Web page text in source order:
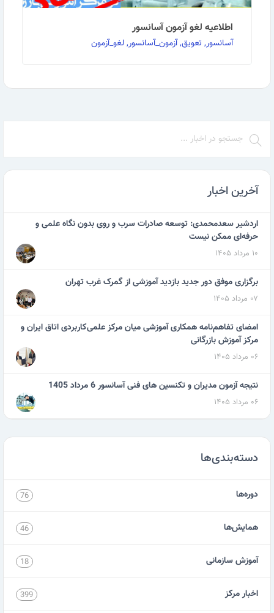
اطلاعیه لغو آزمون آسانسور
آسانسور, تعویق, آزمون_آسانسور, لغو_آزمون
آخرین اخبار
اردشیر سعدمحمدی: توسعه صادرات سرب و روی بدون نگاه علمی و
حرفه‌ای ممکن نیست
۱۰ مرداد ۱۴۰۵
برگزاری موفق دور جدید بازدید آموزشی از گمرک غرب تهران
۰۷ مرداد ۱۴۰۵
امضای تفاهم‌نامه همکاری آموزشی میان مرکز علمی‌کاربردی اتاق ایران و
مرکز آموزش بازرگانی
۰۶ مرداد ۱۴۰۵
نتیجه آزمون مدیران و تکنسین های فنی آسانسور 6 مرداد 1405
۰۶ مرداد ۱۴۰۵
دسته‌بندی‌ها
دوره‌ها 76
همایش‌ها 46
آموزش سازمانی 18
اخبار مرکز 399